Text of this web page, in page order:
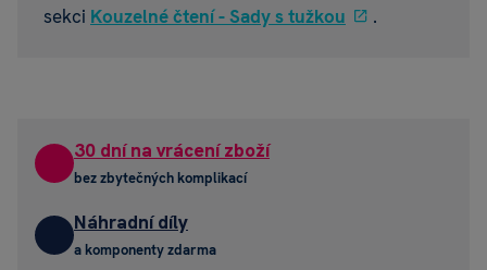
sekci Kouzelné čtení - Sady s tužkou .
30 dní na vrácení zboží
bez zbytečných komplikací
Náhradní díly
a komponenty zdarma